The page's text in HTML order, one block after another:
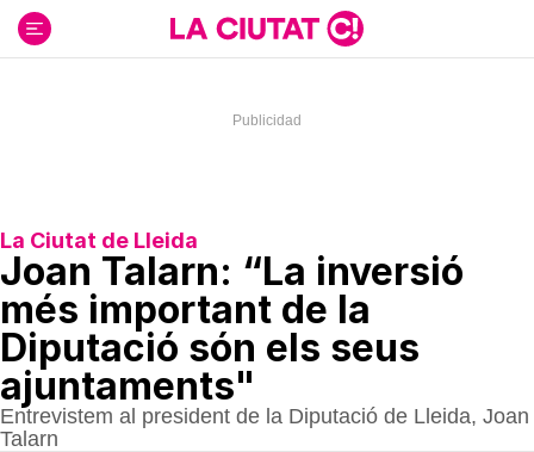
contenido
La Ciutat de Lleida
Joan Talarn: “La inversió
més important de la
Diputació són els seus
ajuntaments"
Entrevistem al president de la Diputació de Lleida, Joan
Talarn